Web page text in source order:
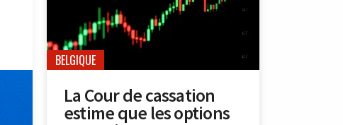
BELGIQUE
La Cour de cassation
estime que les options